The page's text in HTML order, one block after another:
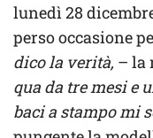
lunedì 28
perso occasione
dico la verità, – la
qua da tre mesi e
baci a stampo mi